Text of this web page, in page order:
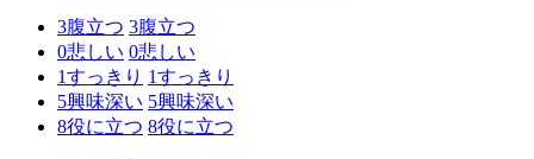
3腹立つ 3腹立つ
0悲しい 0悲しい
1すっきり 1すっきり
5興味深い 5興味深い
8役に立つ 8役に立つ